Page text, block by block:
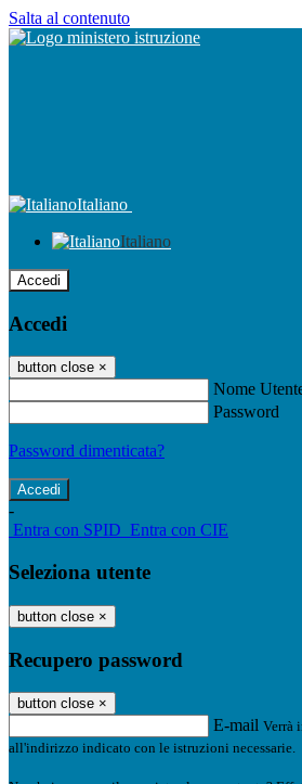
Salta al contenuto
Italiano
Italiano
Accedi
Accedi
button close ×
Nome
Password
Password dimenticata?
-
Entra con SPID Entra con CIE
Seleziona utente
button close ×
Recupero password
button close ×
E-mail Verrà
all'indirizzo indicato con le istruzioni necessarie.